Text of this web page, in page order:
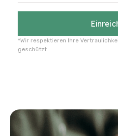
*Wir respektieren Ihre
geschützt.